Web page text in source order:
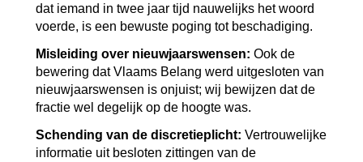
dat iemand in twee jaar tijd nauwelijks het woord
voerde, is een bewuste poging tot beschadiging.
Misleiding over nieuwjaarswensen: Ook de
bewering dat Vlaams Belang werd uitgesloten van
nieuwjaarswensen is onjuist; wij bewijzen dat de
fractie wel degelijk op de hoogte was.
Schending van de discretieplicht: Vertrouwelijke
informatie uit besloten zittingen van de